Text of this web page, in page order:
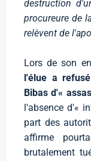
destruction
procureure de
relèvent de
Lors de son
l'élue a
Bibas d'«
l'absence d'«
part des
affirme
brutalement